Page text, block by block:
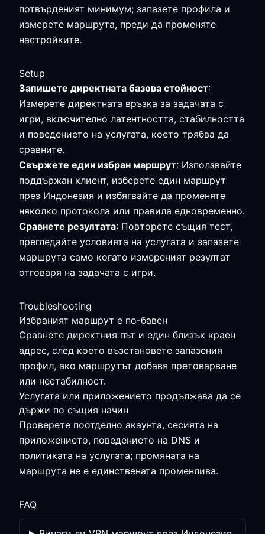
потвърденият минимум; запазете профила и
измерете маршрута, преди да променяте
настройките.
Setup
Запишете директната базова стойност:
Измерете директната връзка за задачата с
игри, включително латентността, стабилността
и поведението на услугата, което трябва да
сравните.
Свържете един избран маршрут: Използвайте
поддържан клиент, изберете един маршрут
през Индонезия и избягвайте да променяте
няколко протокола или правила едновременно.
Сравнете резултата: Повторете същия тест,
прегледайте условията на услугата и запазете
маршрута само когато измереният резултат
отговаря на задачата с игри.
Troubleshooting
Избраният маршрут е по-бавен
Сравнете директния път и един близък краен
адрес, след което възстановете запазения
профил, ако маршрутът добавя претоварване
или нестабилност.
Услугата или приложението продължава да се
държи по същия начин
Проверете поотделно акаунта, сесията на
приложението, поведението на DNS и
политиката на услугата; промяната на
маршрута не е единствената променлива.
FAQ